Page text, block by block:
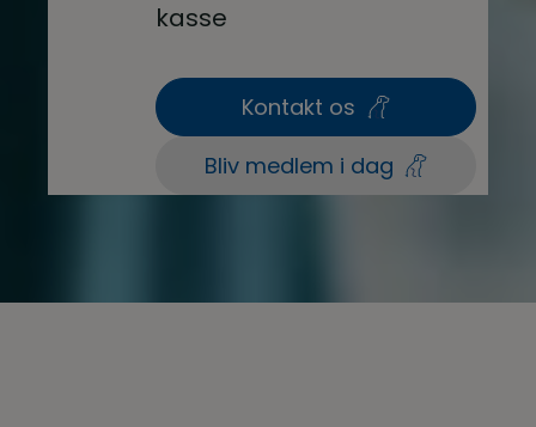
kasse
Kontakt os
Bliv medlem i dag